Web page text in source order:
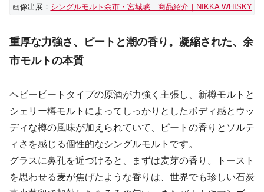
画像出展： シングルモルト余市・宮城峡｜商品紹介｜NIKKA WHISKY
重厚な力強さ、ピートと潮の香り。凝縮された、余
市モルトの本質
ヘビーピートタイプの原酒が力強く主張し、新樽モルトと
シェリー樽モルトによってしっかりとしたボディ感とウッ
ディな樽の風味が加えられていて、ピートの香りとソルテ
ィさを感じる個性的なシングルモルトです。
グラスに鼻孔を近づけると、まずは麦芽の香り。トースト
を思わせる麦が焦げたような香りは、世界でも珍しい石炭